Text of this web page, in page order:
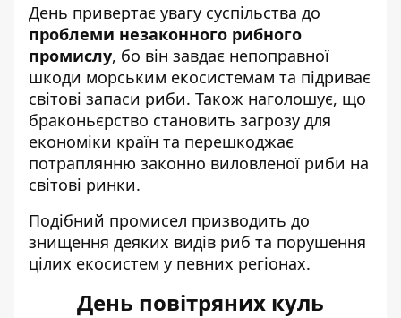
День привертає увагу суспільства до
проблеми незаконного рибного
промислу, бо він завдає непоправної
шкоди морським екосистемам та підриває
світові запаси риби. Також наголошує, що
браконьєрство становить загрозу для
економіки країн та перешкоджає
потраплянню законно виловленої риби на
світові ринки.
Подібний промисел призводить до
знищення деяких видів риб та порушення
цілих екосистем у певних регіонах.
День повітряних куль